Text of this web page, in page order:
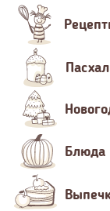
Блюда